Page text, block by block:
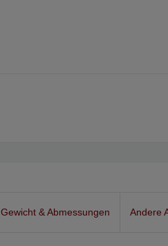
Gewicht & Abmessungen Andere